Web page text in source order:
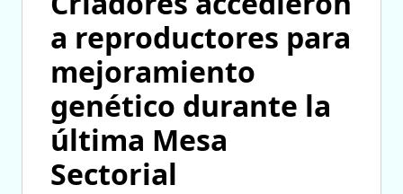
a reproductores para
mejoramiento
genético durante la
última Mesa
Sectorial